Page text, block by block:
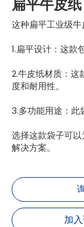
扁平牛皮
这种扁平工业级牛
1.扁平设计：这款
2.牛皮纸材质：这
度和耐用性。
3.多功能用途：此
选择这款袋子可
解决方案。
加